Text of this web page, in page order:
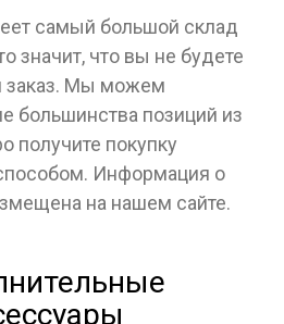
самый большой склад
значит, что вы не будете
заказ. Мы можем
большинства позиций из
получите покупку
Информация о
на нашем сайте.